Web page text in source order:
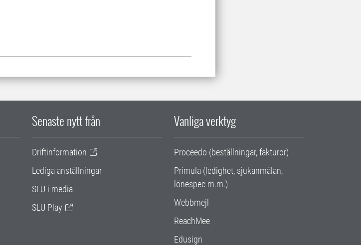
Senaste nytt från
Driftinformation
Lediga anställningar
SLU i media
SLU Play
Vanliga verktyg
Proceedo (beställningar, fakturor)
Primula (ledighet, sjukanmälan,
lönespec m.m.)
Webbmejl
ReachMee
Edusign